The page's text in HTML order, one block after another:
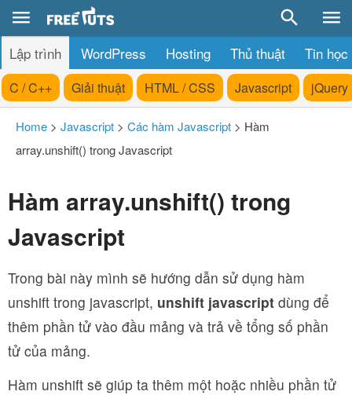
Lập trình WordPress Hosting Thủ thuật Tin học
C / C++ Giải thuật HTML / CSS Javascript jQuery
Home > Javascript > Các hàm Javascript > Hàm
array.unshift() trong Javascript
Hàm array.unshift() trong
Javascript
Trong bài này mình sẽ hướng dẫn sử dụng hàm
unshift trong javascript, unshift javascript dùng để
thêm phần tử vào đầu mảng và trả về tổng số phần
tử của mảng.
Hàm unshift sẽ giúp ta thêm một hoặc nhiều phần tử